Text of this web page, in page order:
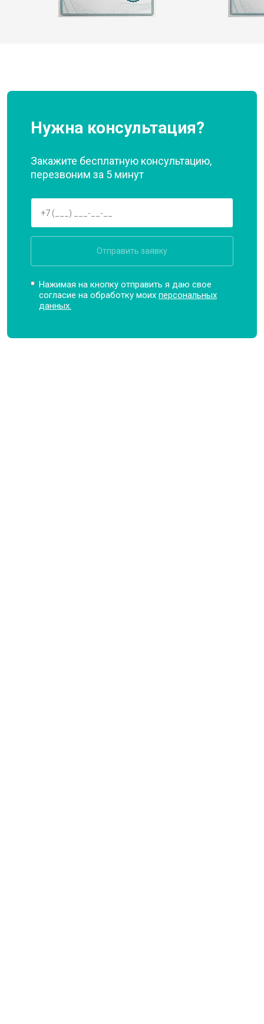
Нужна консультация?
Закажите бесплатную консультацию,
перезвоним за 5 минут
Отправить заявку
Нажимая на кнопку отправить я даю свое
согласие на обработку моихперсональных
данных.